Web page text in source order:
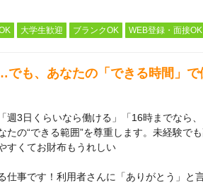
大学生歓迎 ブランクOK WEB登録・面接OK
も、あなたの「できる時間」で
週3日くらいなら働ける」「16時までなら
たの“できる範囲”を尊重します。未経験で
すくてお財布もうれしい
事です！利用者さんに「ありがとう」と